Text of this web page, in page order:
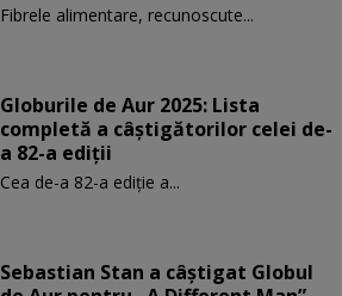
Fibrele alimentare, recunoscute...
Globurile de Aur 2025: Lista
completă a câștigătorilor celei de-
a 82-a ediții
Cea de-a 82-a ediție a...
Sebastian Stan a câștigat Globul